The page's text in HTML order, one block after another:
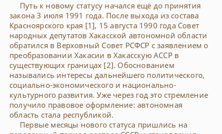
Путь к новому статусу начался ещё до принятия
закона 3 июля 1991 года. После выхода из состава
Красноярского края [1], 15 августа 1990 года Совет
народных депутатов Хакасской автономной области
обратился в Верховный Совет РСФСР с заявлением о
преобразовании Хакасии в Хакасскую АССР в
существующих границах [2]. Обоснованием
назывались интересы дальнейшего политического,
социально-экономического и национально-
культурного развития. Уже через год это стремление
получило правовое оформление: автономная
область стала республикой.
Первые месяцы нового статуса пришлись на